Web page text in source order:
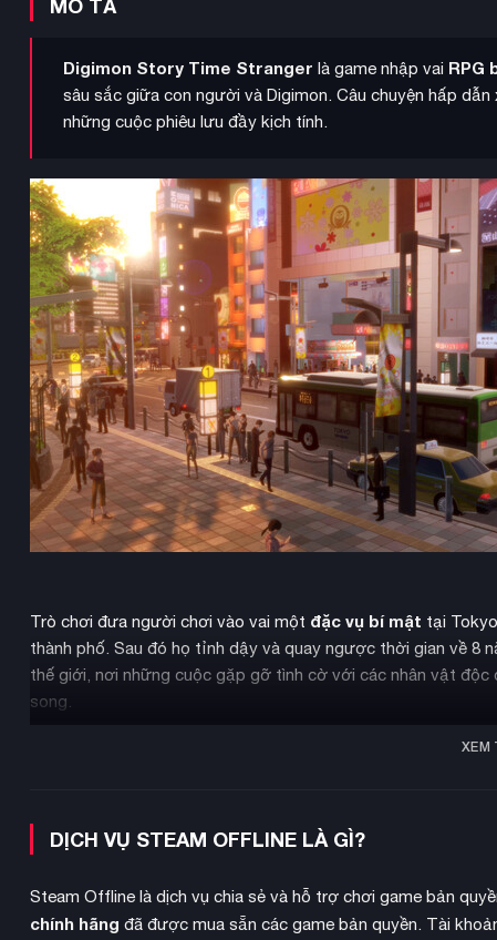
MÔ TẢ
Digimon Story Time Stranger là game nhập vai RPG
sâu sắc giữa con người và Digimon. Câu chuyện hấp
những cuộc phiêu lưu đầy kịch tính.
Trò chơi đưa người chơi vào vai một đặc vụ bí mật tại
thành phố. Sau đó họ tỉnh dậy và quay ngược thời gian về 8
thế giới, nơi những cuộc gặp gỡ tình cờ với các nhân vật độc
song.
XEM
DỊCH VỤ STEAM OFFLINE LÀ GÌ?
Steam Offline là dịch vụ chia sẻ và hỗ trợ chơi game bản
chính hãng đã được mua sẵn các game bản quyền. Tài